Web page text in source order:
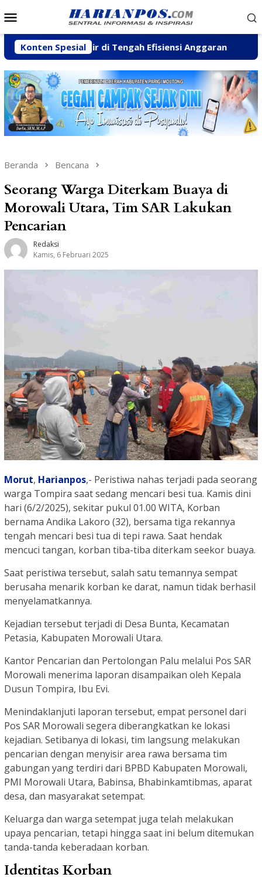
ke
Mobile
Konten Spesial
Pesisir di Tengah Efisiensi Anggaran Fhatia
Beranda Bencana
Seorang Warga Diterkam Buaya di
Morowali Utara, Tim SAR Lakukan
Pencarian
Redaksi
Kamis, 6 Februari 2025
Morut, Harianpos,- Peristiwa nahas terjadi pada seorang
warga Tompira saat sedang mencari besi tua. Kamis dini
hari (6/2/2025), sekitar pukul 01.00 WITA, Korban
bernama Andika Lakoro (32), bersama tiga rekannya
tengah mencari besi tua di tepi rawa. Saat hendak
mencuci tangan, korban tiba-tiba diterkam seekor buaya.
Saat peristiwa tersebut, salah satu temannya sempat
berusaha menarik korban ke darat, namun tidak berhasil
menyelamatkannya.
Kejadian tersebut terjadi di Desa Bunta, Kecamatan
Petasia, Kabupaten Morowali Utara.
Kantor Pencarian dan Pertolongan Palu melalui Pos SAR
Morowali menerima laporan disampaikan oleh Kepala
Dusun Tompira, Ibu Evi.
Menindaklanjuti laporan tersebut, empat personel dari
Pos SAR Morowali segera diberangkatkan ke lokasi
kejadian. Setibanya di lokasi, tim langsung melakukan
pencarian dengan menyisir area rawa bersama tim
gabungan yang terdiri dari BPBD Kabupaten Morowali,
PMI Morowali Utara, Babinsa, Bhabinkamtibmas, aparat
desa, dan masyarakat setempat.
Keluarga dan warga setempat juga telah melakukan
upaya pencarian, tetapi hingga saat ini belum ditemukan
tanda-tanda keberadaan korban.
Identitas Korban